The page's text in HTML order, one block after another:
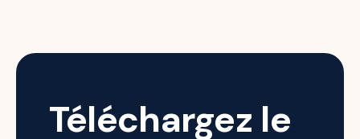
Téléchargez le